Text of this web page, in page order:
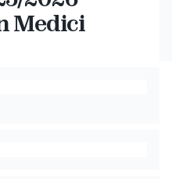
Medici